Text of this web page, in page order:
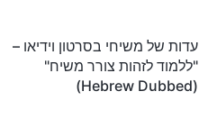
עדות של משיחי בסרטון וידיאו –
"ללמוד לזהות צורר משיח"
(Hebrew Dubbed)